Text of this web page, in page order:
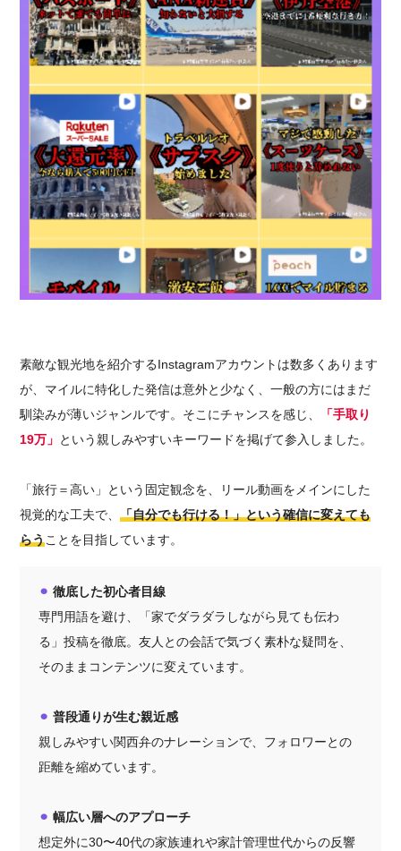
素敵な観光地を紹介するInstagramアカウントは数多くあります
が、マイルに特化した発信は意外と少なく、一般の方にはまだ
馴染みが薄いジャンルです。そこにチャンスを感じ、
「手取り
19万」 という親しみやすいキーワードを掲げて参入しました。
「旅行＝高い」という固定観念を、リール動画をメインにした
視覚的な工夫で、「自分でも行ける！」という確信に変えても
らうことを目指しています。
⚫︎ 徹底した初心者目線
専門用語を避け、「家でダラダラしながら見ても伝わ
る」投稿を徹底。友人との会話で気づく素朴な疑問を、
そのままコンテンツに変えています。
⚫︎ 普段通りが生む親近感
親しみやすい関西弁のナレーションで、フォロワーとの
距離を縮めています。
⚫︎ 幅広い層へのアプローチ
想定外に30〜40代の家族連れや家計管理世代からの反響